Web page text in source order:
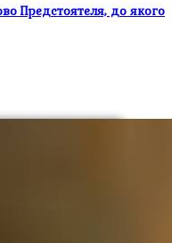
Предстоятеля, до якого